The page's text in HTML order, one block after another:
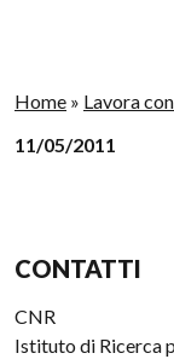
Home » Lavora
11/05/2011
CONTATTI
CNR
Istituto di Ricerca